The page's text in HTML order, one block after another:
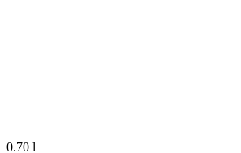
0.70 l